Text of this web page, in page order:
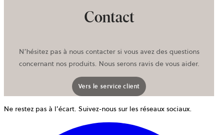
Contact
N’hésitez pas à nous contacter si vous avez des questions
concernant nos produits. Nous serons ravis de vous aider.
Vers le service client
Ne restez pas à l’écart. Suivez-nous sur les réseaux sociaux.